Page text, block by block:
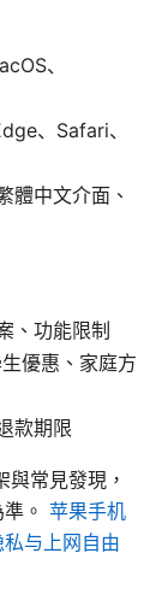
、
、Safari、
體中文介面、
、功能限制
優惠、家庭方
款期限
常見發現，
。 苹果手机
与上网自由